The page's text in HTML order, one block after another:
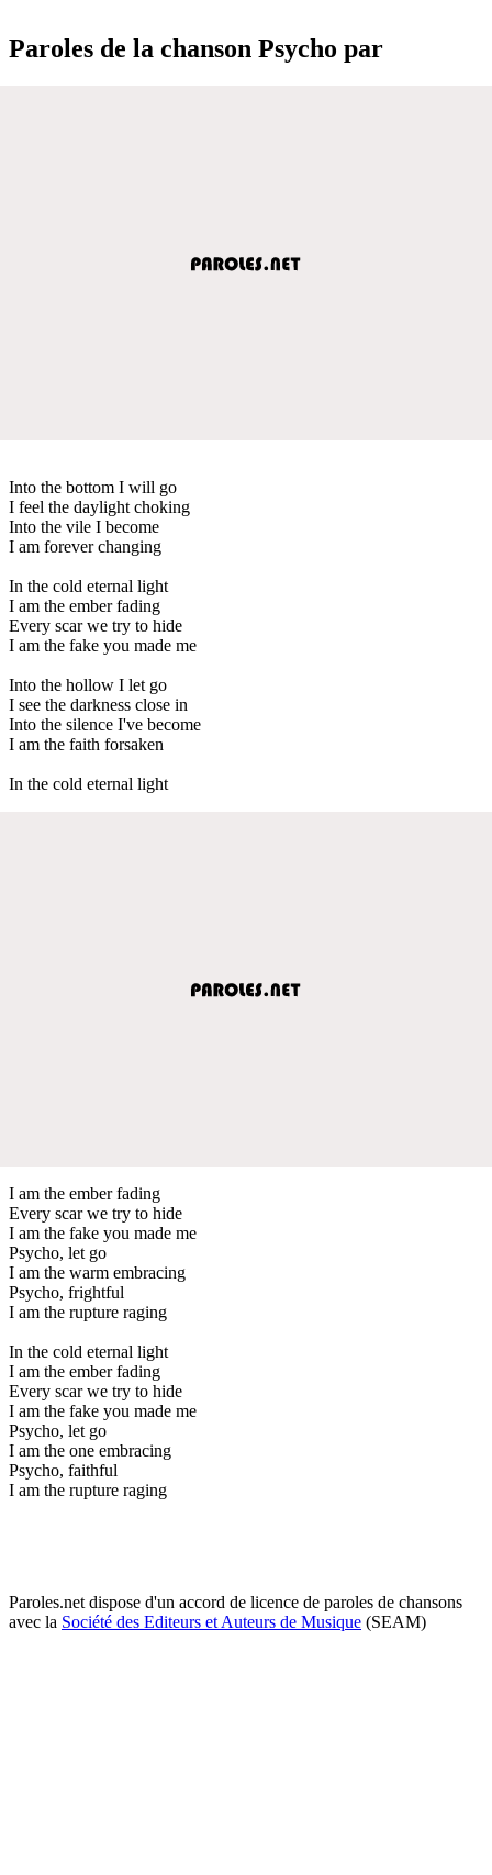
Paroles de la chanson Psycho par
Into the bottom I will go
I feel the daylight choking
Into the vile I become
I am forever changing
In the cold eternal light
I am the ember fading
Every scar we try to hide
I am the fake you made me
Into the hollow I let go
I see the darkness close in
Into the silence I've become
I am the faith forsaken
In the cold eternal light
I am the ember fading
Every scar we try to hide
I am the fake you made me
Psycho, let go
I am the warm embracing
Psycho, frightful
I am the rupture raging
In the cold eternal light
I am the ember fading
Every scar we try to hide
I am the fake you made me
Psycho, let go
I am the one embracing
Psycho, faithful
I am the rupture raging
Paroles.net dispose d'un accord de licence de paroles de chansons
avec la Société des Editeurs et Auteurs de Musique (SEAM)